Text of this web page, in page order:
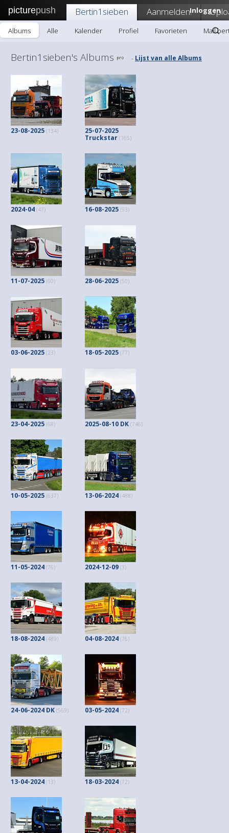
picturepush Inloggen
Bertin1sieben Aanmelden!
Albums Alle Kalender Profiel Favorieten Mail
Bertin1sieben's Albums - Lijst van alle Albums
23-08-2025 (134)
25-07-2025
Truckstar (165)
2024-04 (47) 16-08-2025 (93)
11-07-2025 (60) 28-06-2025 (50)
03-06-2025 (23) 18-05-2025 (77)
23-04-2025 (68) 2025-08-10 DK (746)
10-05-2025 (637) 13-06-2024 (488)
11-05-2024 (76) 2024-12-09 (3)
18-08-2024 (489) 04-08-2024 (76)
24-06-2024 DK (569) 03-05-2024 (72)
13-04-2024 (13) 18-03-2024 (72)